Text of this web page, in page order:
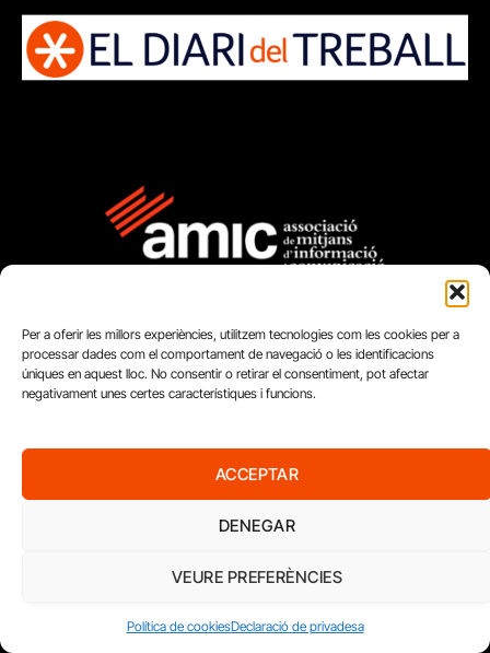
Per a oferir les millors experiències, utilitzem tecnologies com les cookies per a
processar dades com el comportament de navegació o les identificacions
úniques en aquest lloc. No consentir o retirar el consentiment, pot afectar
negativament unes certes característiques i funcions.
ACCEPTAR
DENEGAR
VEURE PREFERÈNCIES
Política de cookiesDeclaració de privadesa
PERIODISME
PLURAL